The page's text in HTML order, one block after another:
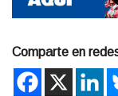
Comparte en